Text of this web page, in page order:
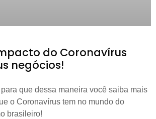
do Coronavírus
negócios!
que dessa maneira você saiba mais
o Coronavírus tem no mundo do
brasileiro!